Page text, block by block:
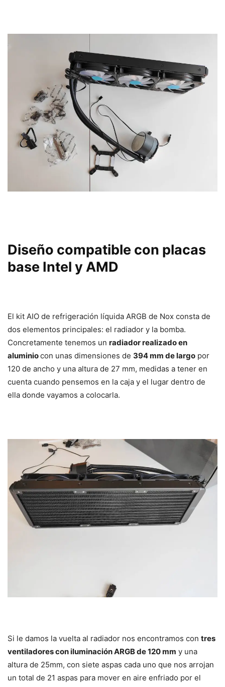
Diseño compatible con placas
base Intel y AMD
El kit AIO de refrigeración líquida ARGB de Nox consta de
dos elementos principales: el radiador y la bomba.
Concretamente tenemos un radiador realizado en
aluminiocon unas dimensiones de 394 mm de largo por
120 de ancho y una altura de 27 mm, medidas a tener en
cuenta cuando pensemos en la caja y el lugar dentro de
ella donde vayamos a colocarla.
Si le damos la vuelta al radiador nos encontramos con tres
ventiladores con iluminación ARGB de 120 mm y una
altura de 25mm, con siete aspas cada uno que nos arrojan
un total de 21 aspas para mover en aire enfriado por el